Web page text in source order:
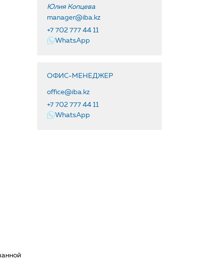
Юлия Копцева
manager@iba.kz
+7 702 777 44 11
WhatsApp
ОФИС-МЕНЕДЖЕР
office@iba.kz
+7 702 777 44 11
WhatsApp